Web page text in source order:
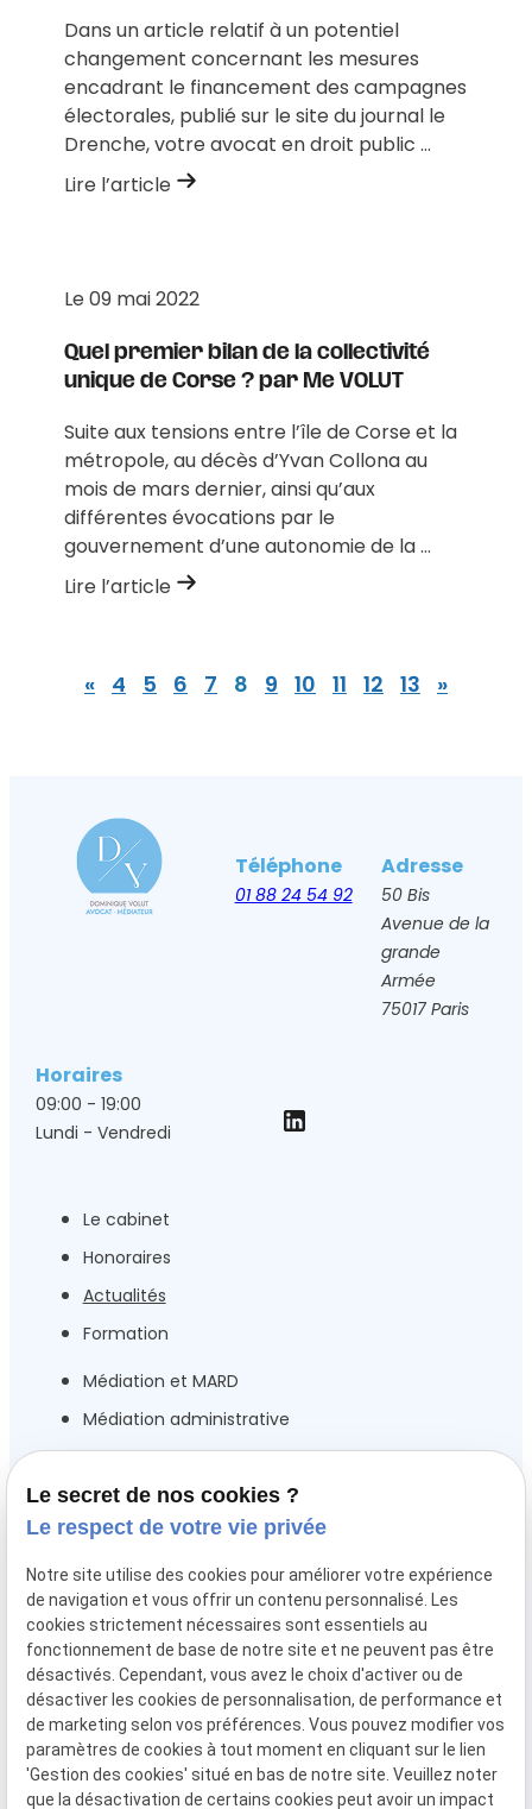
Dans un article relatif à un potentiel
changement concernant les mesures
encadrant le financement des campagnes
électorales, publié sur le site du journal le
Drenche, votre avocat en droit public ...
Lire l’article
Le09 mai 2022
Quel premier bilan de la collectivité
unique de Corse ? par Me VOLUT
Suite aux tensions entre l’île de Corse et la
métropole, au décès d’Yvan Collona au
mois de mars dernier, ainsi qu’aux
différentes évocations par le
gouvernement d’une autonomie de la ...
Lire l’article
« 4 5 6 7 8 9 10 11 12 13 »
Téléphone
01 88 24 54 92
Adresse
50 Bis
Avenue de la
grande
Armée
75017 Paris
Horaires
09:00 - 19:00
Lundi - Vendredi
Le cabinet
Honoraires
Actualités
Formation
Médiation et MARD
Médiation administrative
Droit public
Droit de la fonction Publique
Droit des collectivités locales et territorials
Droit électoral
Droit de l’urbanisme
Ouvrage
Contact
Mentions
légales
Politique de
confidentialité
Gestion
des
Plan
du
Le secret de nos cookies ?
Le respect de votre vie privée
Notre site utilise des cookies pour améliorer votre expérience
de navigation et vous offrir un contenu personnalisé. Les
cookies strictement nécessaires sont essentiels au
fonctionnement de base de notre site et ne peuvent pas être
désactivés. Cependant, vous avez le choix d'activer ou de
désactiver les cookies de personnalisation, de performance et
de marketing selon vos préférences. Vous pouvez modifier vos
paramètres de cookies à tout moment en cliquant sur le lien
'Gestion des cookies' situé en bas de notre site. Veuillez noter
que la désactivation de certains cookies peut avoir un impact